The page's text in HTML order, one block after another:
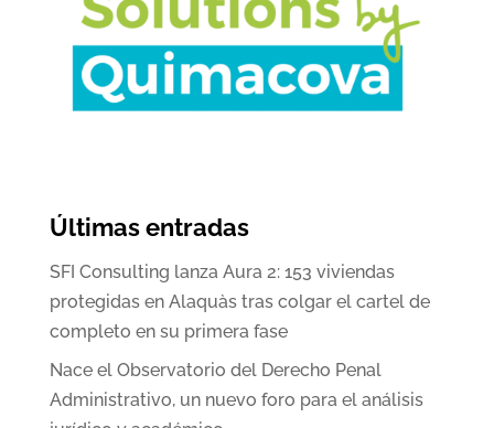
Últimas entradas
SFI Consulting lanza Aura 2: 153 viviendas
protegidas en Alaquàs tras colgar el cartel de
completo en su primera fase
Nace el Observatorio del Derecho Penal
Administrativo, un nuevo foro para el análisis